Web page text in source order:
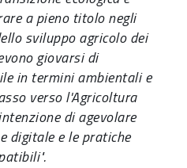
a pieno titolo negli
sviluppo agricolo dei
giovarsi di
in termini ambientali e
verso l'Agricoltura
di agevolare
digitale e le pratiche